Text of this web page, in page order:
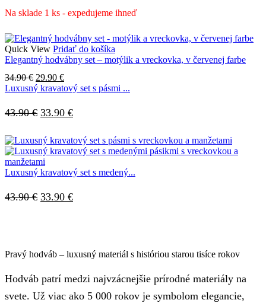
bola:
je:
Na sklade 1 ks - expedujeme ihneď
Quick View Pridať do košíka
Elegantný hodvábny set – motýlik a vreckovka, v červenej farbe
34.90€ Pôvodná
cena
34.90 €.
29.90 €Aktuálna
cena
29.90 €.
Luxusný kravatový set s pásmi ...
43.90€ Pôvodná
bola:
43.90 €.
33.90 €Aktuálna
je:
Luxusný kravatový set s medený...
43.90€ Pôvodná
43.90 €.
33.90 €Aktuálna
33.90 €.
Pravý hodváb – luxusný materiál s históriou starou tisíce rokov
Hodváb patrí medzi najvzácnejšie prírodné materiály na
svete. Už viac ako 5 000 rokov je symbolom elegancie,